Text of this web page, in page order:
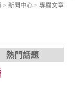
> 新聞中心 > 專欄文章
熱門話題